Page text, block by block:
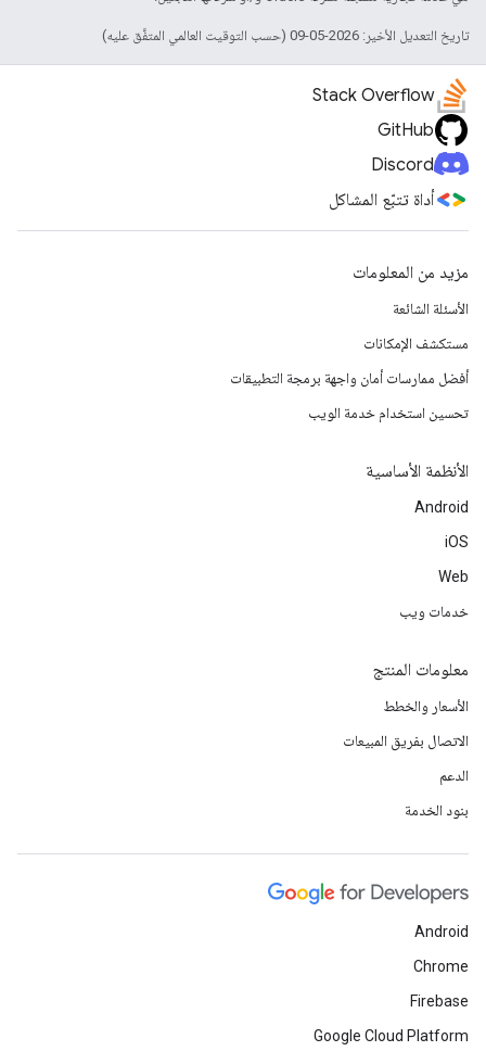
تاريخ التعديل الأخير: 2026-05-09 (حسب التوقيت العالمي المتفَّق عليه)
Stack Overflow
GitHub
Discord
أداة تتبّع المشاكل
مزيد من المعلومات
الأسئلة الشائعة
مستكشف الإمكانات
أفضل ممارسات أمان واجهة برمجة التطبيقات
تحسين استخدام خدمة الويب
الأنظمة الأساسية
Android
iOS
Web
خدمات ويب
معلومات المنتج
الأسعار والخطط
الاتصال بفريق المبيعات
الدعم
بنود الخدمة
Android
Chrome
Firebase
Google Cloud Platform